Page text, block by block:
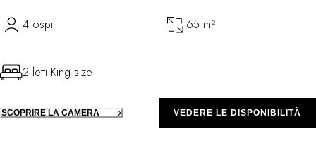
4 ospiti 65 m²
2 letti King size
SCOPRIRE LA CAMERA VEDERE LE DISPONIBILITÀ